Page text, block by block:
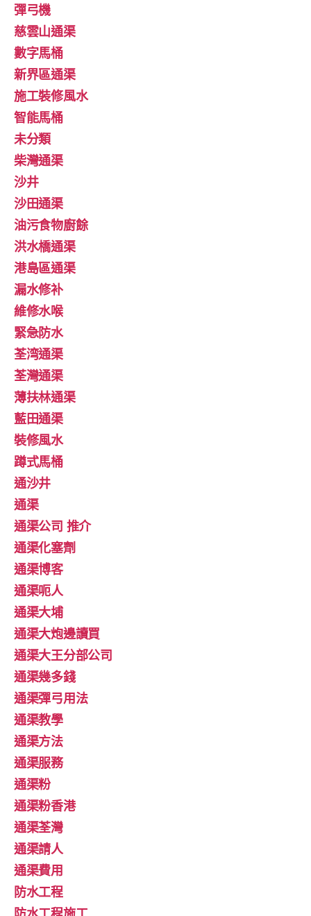
彈弓機
慈雲山通渠
數字馬桶
新界區通渠
施工裝修風水
智能馬桶
未分類
柴灣通渠
沙井
沙田通渠
油污食物廚餘
洪水橋通渠
港島區通渠
漏水修补
維修水喉
緊急防水
荃湾通渠
荃灣通渠
薄扶林通渠
藍田通渠
裝修風水
蹲式馬桶
通沙井
通渠
通渠公司 推介
通渠化塞劑
通渠博客
通渠呃人
通渠大埔
通渠大炮邊讀買
通渠大王分部公司
通渠幾多錢
通渠彈弓用法
通渠教學
通渠方法
通渠服務
通渠粉
通渠粉香港
通渠荃灣
通渠請人
通渠費用
防水工程